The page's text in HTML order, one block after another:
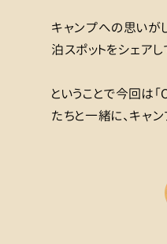
キャンプへの思いが
泊スポットをシェア
ということで今回は
たちと一緒に、キャ